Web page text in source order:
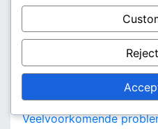
Elden Ring Xbox
Claimproces,
Elden Ring DLC
procedure, Console
Elden Ring PlayStation
Veelvoorkomende